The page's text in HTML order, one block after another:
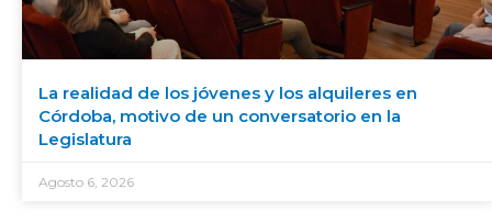
La realidad de los jóvenes y los alquileres en
Córdoba, motivo de un conversatorio en la
Legislatura
Agosto 6, 2026